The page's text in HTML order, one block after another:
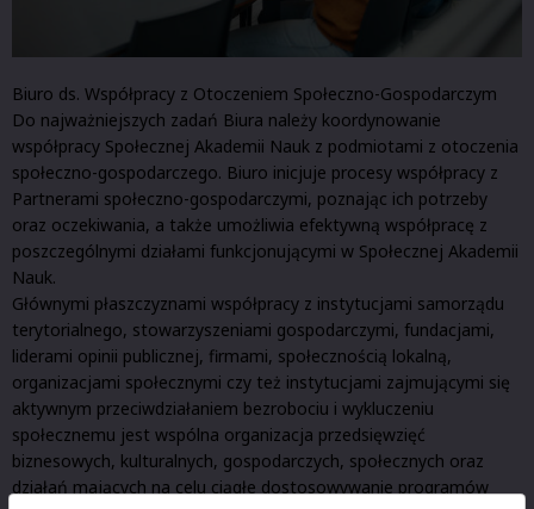
Biuro ds. Współpracy z Otoczeniem Społeczno-Gospodarczym
Do najważniejszych zadań Biura należy koordynowanie
współpracy Społecznej Akademii Nauk z podmiotami z otoczenia
społeczno-gospodarczego. Biuro inicjuje procesy współpracy z
Partnerami społeczno-gospodarczymi, poznając ich potrzeby
oraz oczekiwania, a także umożliwia efektywną współpracę z
poszczególnymi działami funkcjonującymi w Społecznej Akademii
Nauk.
Głównymi płaszczyznami współpracy z instytucjami samorządu
terytorialnego, stowarzyszeniami gospodarczymi, fundacjami,
liderami opinii publicznej, firmami, społecznością lokalną,
organizacjami społecznymi czy też instytucjami zajmującymi się
aktywnym przeciwdziałaniem bezrobociu i wykluczeniu
społecznemu jest wspólna organizacja przedsięwzięć
biznesowych, kulturalnych, gospodarczych, społecznych oraz
działań mających na celu ciągłe dostosowywanie programów